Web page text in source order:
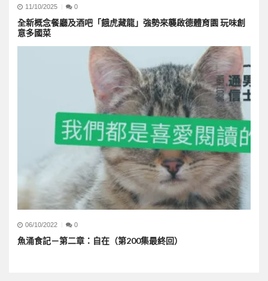
11/10/2025 0
全新概念餐廳及酒吧「餓虎藏龍」強勢來襲啟德體育園 玩味創
意多國菜
06/10/2022 0
魚涌食記－第二章：自在（第200集最終回）